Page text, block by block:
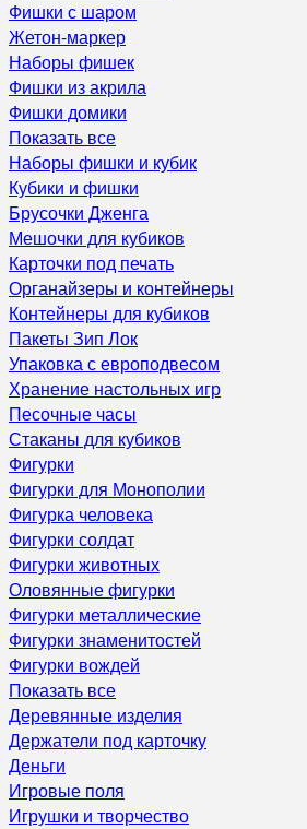
Фишки с шаром
Жетон-маркер
Наборы фишек
Фишки из акрила
Фишки домики
Показать все
Наборы фишки и кубик
Кубики и фишки
Брусочки Дженга
Мешочки для кубиков
Карточки под печать
Органайзеры и контейнеры
Контейнеры для кубиков
Пакеты Зип Лок
Упаковка с европодвесом
Хранение настольных игр
Песочные часы
Стаканы для кубиков
Фигурки
Фигурки для Монополии
Фигурка человека
Фигурки солдат
Фигурки животных
Оловянные фигурки
Фигурки металлические
Фигурки знаменитостей
Фигурки вождей
Показать все
Деревянные изделия
Держатели под карточку
Деньги
Игровые поля
Игрушки и творчество